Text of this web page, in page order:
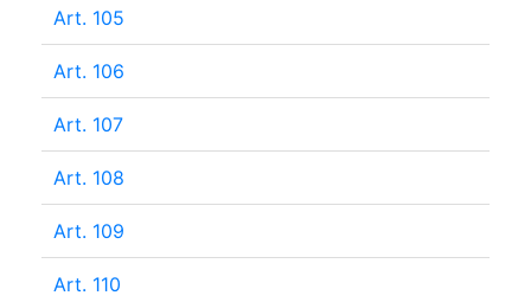
Art. 105
Art. 106
Art. 107
Art. 108
Art. 109
Art. 110